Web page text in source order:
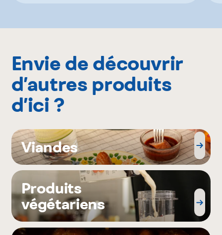
Envie de découvrir
d’autres produits
d’ici ?
Viandes
Produits
végétariens